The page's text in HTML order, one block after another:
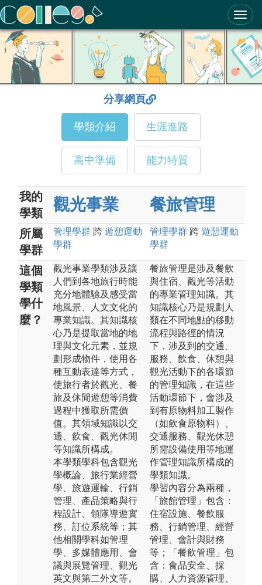
ColleGo! 大學選才與高中育才輔助系統
分享網頁
學類介紹 生涯進路
高中準備 能力特質
我的
學類
觀光事業 餐旅管理
所屬
學群
管理學群 跨 遊憩運動
學群
管理學群 跨 遊憩運動
學群
這個
學類
學什
麼？
觀光事業學類涉及讓
人們到各地旅行時能
充分地體驗及感受當
地風景、人文文化的
專業知識。其知識核
心乃是提取當地的地
理與文化元素，並規
劃形成物件，使用各
種互動表達等方式，
使旅行者於觀光、餐
旅及休閒遊憩等消費
過程中獲取所需價
值。其領域知識以交
通、飲食、觀光休閒
等知識所構成。
本學類學科包含觀光
學概論、旅行業經營
學、旅遊運輸、行銷
管理、產品策略與行
程設計、領隊導遊實
務、訂位系統等；其
他相關學科如管理
學、多媒體應用、會
議與展覽管理、觀光
英文與第二外文等。
餐旅管理是涉及餐飲
與住宿、觀光等活動
的專業管理知識。其
知識核心乃是規劃人
類在不同地點的移動
流程與路徑的情況
下，涉及到的交通、
服務、飲食、休憩與
觀光活動下的各環節
的管理知識，在這些
活動環節下，會涉及
到有原物料加工製作
（如飲食原物料）、
交通服務、觀光休憩
所需設備使用等地運
作管理知識所構成的
學類知識。
學習內容分為兩種，
「旅館管理」包含：
住宿設施、餐飲服
務、行銷管理、經營
管理、會計與財務
等；「餐飲管理」包
含：食品安全、採
購、人力資源管理、